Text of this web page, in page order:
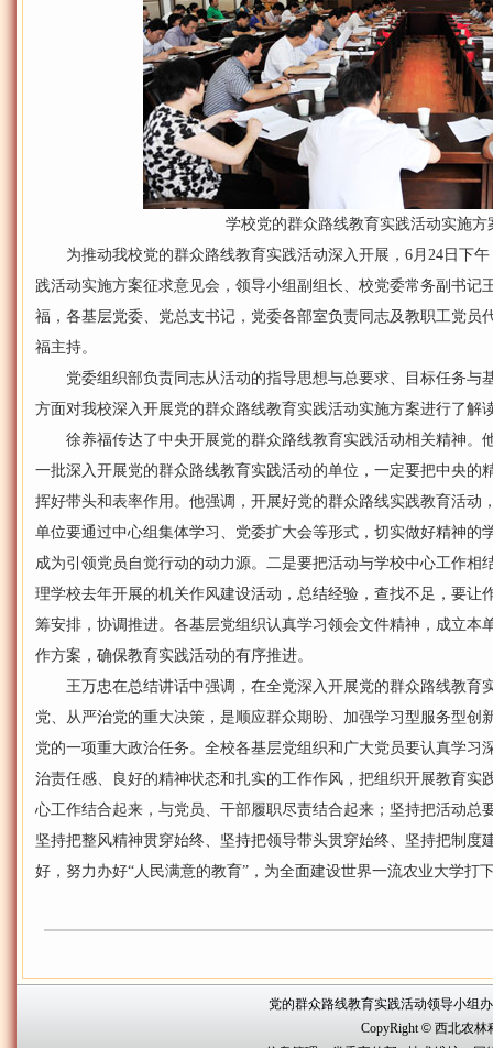
学校党的群众路线教育实践活动实施方
为推动我校党的群众路线教育实践活动深入开展，6月24日下午
践活动实施方案征求意见会，领导小组副组长、校党委常务副书记
福，各基层党委、党总支书记，党委各部室负责同志及教职工党员
福主持。
党委组织部负责同志从活动的指导思想与总要求、目标任务与
方面对我校深入开展党的群众路线教育实践活动实施方案进行了解
徐养福传达了中央开展党的群众路线教育实践活动相关精神。
一批深入开展党的群众路线教育实践活动的单位，一定要把中央的
挥好带头和表率作用。他强调，开展好党的群众路线实践教育活动
单位要通过中心组集体学习、党委扩大会等形式，切实做好精神的
成为引领党员自觉行动的动力源。二是要把活动与学校中心工作相
理学校去年开展的机关作风建设活动，总结经验，查找不足，要让
筹安排，协调推进。各基层党组织认真学习领会文件精神，成立本
作方案，确保教育实践活动的有序推进。
王万忠在总结讲话中强调，在全党深入开展党的群众路线教育
党、从严治党的重大决策，是顺应群众期盼、加强学习型服务型创
党的一项重大政治任务。全校各基层党组织和广大党员要认真学习
治责任感、良好的精神状态和扎实的工作作风，把组织开展教育实
心工作结合起来，与党员、干部履职尽责结合起来；坚持把活动总
坚持把整风精神贯穿始终、坚持把领导带头贯穿始终、坚持把制度
好，努力办好“人民满意的教育”，为全面建设世界一流农业大学打
党的群众路线教育实践活动领导小组
CopyRight© 西北农林